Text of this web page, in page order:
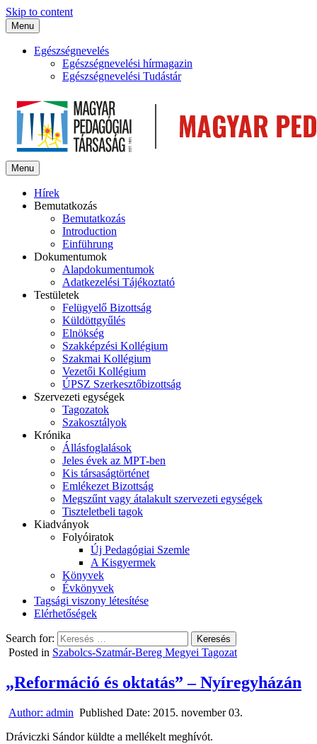
Skip to content
Menu
Egészségnevelés
Egészségnevelési hírmagazin
Egészségnevelési Tudástár
Menu
Hírek
Bemutatkozás
Bemutatkozás
Introduction
Einführung
Dokumentumok
Alapdokumentumok
Adatkezelési Tájékoztató
Testületek
Felügyelő Bizottság
Küldöttgyűlés
Elnökség
Szakképzési Kollégium
Szakmai Kollégium
Vezetői Kollégium
ÚPSZ Szerkesztőbizottság
Szervezeti egységek
Tagozatok
Szakosztályok
Krónika
Állásfoglalások
Jeles évek az MPT-ben
Kis társaságtörténet
Emlékezet Bizottság
Megszűnt vagy átalakult szervezeti egységek
Tiszteletbeli tagok
Kiadványok
Folyóiratok
Új Pedagógiai Szemle
A Kisgyermek
Könyvek
Évkönyvek
Tagsági viszony létesítése
Elérhetőségek
Search for:
Posted in Szabolcs-Szatmár-Bereg Megyei Tagozat
„Reformáció és oktatás” – Nyíregyházán
Author: admin Published Date: 2015. november 03.
Dráviczki Sándor küldte a mellékelt meghívót.